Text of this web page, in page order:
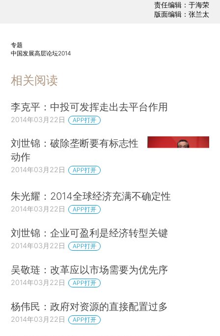
责任编辑：于海荣
版面编辑：张兰太
专题
中国发展高层论坛2014
相关阅读
李克平：中投可发挥走出去平台作用
2014年03月22日 APP打开
刘世锦：破除垄断要有标志性
动作
2014年03月22日 APP打开
朱光耀：2014全球经济充满不确定性
2014年03月22日 APP打开
刘世锦：企业可盈利是经济转型关键
2014年03月22日 APP打开
吴敬琏：改革应以市场需要为优先序
2014年03月22日 APP打开
杨伟民：政府对资源的直接配置过多
2014年03月22日 APP打开